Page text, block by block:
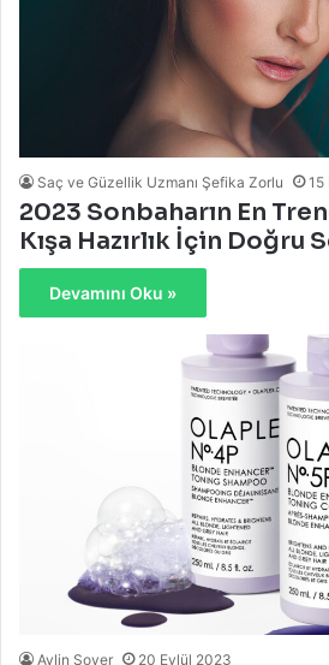
Saç ve Güzellik Uzmanı Şefika Zorlu 15
2023 Sonbaharın En
Kışa Hazırlık İçin Doğru
Devamını Oku »
Aylin Soyer 20 Eylül 2023